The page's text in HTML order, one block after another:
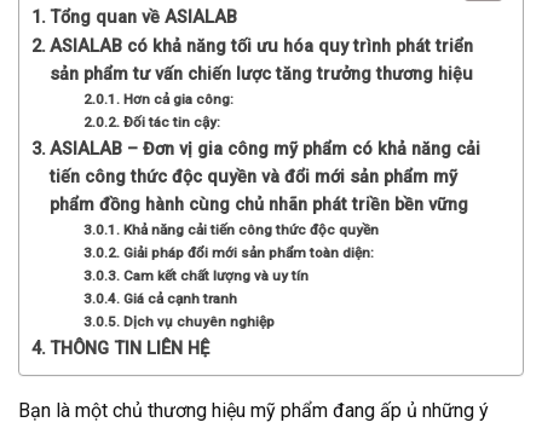
Tổng quan về ASIALAB
ASIALAB có khả năng tối ưu hóa quy trình phát triển
sản phẩm tư vấn chiến lược tăng trưởng thương hiệu
Hơn cả gia công:
Đối tác tin cậy:
ASIALAB – Đơn vị gia công mỹ phẩm có khả năng cải
tiến công thức độc quyền và đổi mới sản phẩm mỹ
phẩm đồng hành cùng chủ nhãn phát triền bền vững
Khả năng cải tiến công thức độc quyền
Giải pháp đổi mới sản phẩm toàn diện:
Cam kết chất lượng và uy tín
Giá cả cạnh tranh
Dịch vụ chuyên nghiệp
THÔNG TIN LIÊN HỆ
Bạn là một chủ thương hiệu mỹ phẩm đang ấp ủ những ý